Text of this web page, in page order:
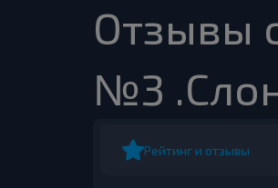
Отзывы
№3
Рейтинг и отзывы